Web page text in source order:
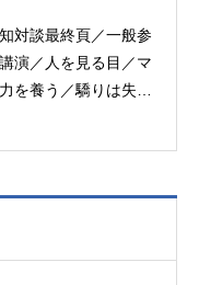
対談最終頁／一般参
演／人を見る目／マ
を養う／驕りは失脚